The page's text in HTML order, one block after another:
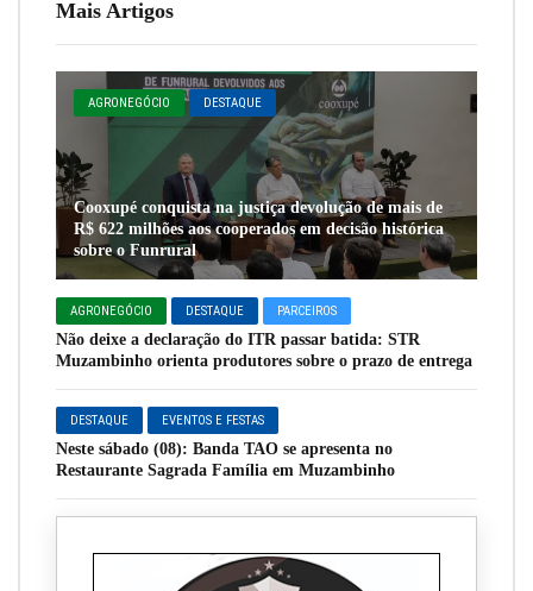
Mais Artigos
AGRONEGÓCIO DESTAQUE
Cooxupé conquista na justiça devolução de mais de
R$ 622 milhões aos cooperados em decisão histórica
sobre o Funrural
AGRONEGÓCIO DESTAQUE PARCEIROS
Não deixe a declaração do ITR passar batida: STR
Muzambinho orienta produtores sobre o prazo de entrega
DESTAQUE EVENTOS E FESTAS
Neste sábado (08): Banda TAO se apresenta no
Restaurante Sagrada Família em Muzambinho